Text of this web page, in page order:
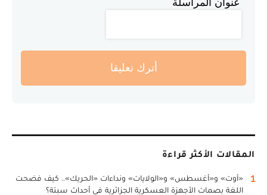
أترك تعليقا
المقالات الأكثر قراءة
1
«أوت» و«أغسطس» و«الولايات» ونداءات «الحريك».. كيف فضحت
اللغة بصمات الأجهزة العسكرية الجزائرية في أحداث سبتة؟